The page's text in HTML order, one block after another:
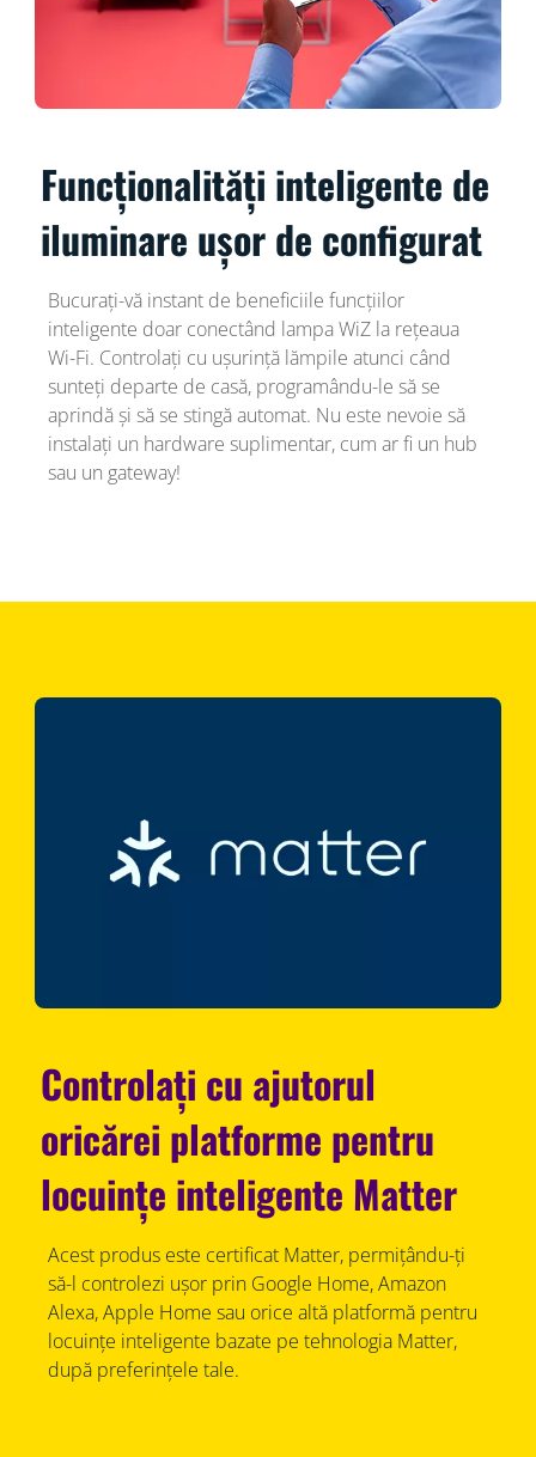
Funcționalități inteligente de
iluminare ușor de configurat
Bucurați-vă instant de beneficiile funcțiilor
inteligente doar conectând lampa WiZ la rețeaua
Wi-Fi. Controlați cu ușurință lămpile atunci când
sunteți departe de casă, programându-le să se
aprindă și să se stingă automat. Nu este nevoie să
instalați un hardware suplimentar, cum ar fi un hub
sau un gateway!
Controlați cu ajutorul
oricărei platforme pentru
locuințe inteligente Matter
Acest produs este certificat Matter, permițându-ți
să-l controlezi ușor prin Google Home, Amazon
Alexa, Apple Home sau orice altă platformă pentru
locuințe inteligente bazate pe tehnologia Matter,
după preferințele tale.